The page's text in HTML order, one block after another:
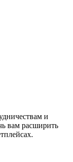
и
вам расширить